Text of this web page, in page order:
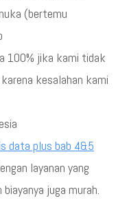
(bertemu
100% jika kami tidak
kesalahan kami
data plus bab 4&5
layanan yang
juga murah.